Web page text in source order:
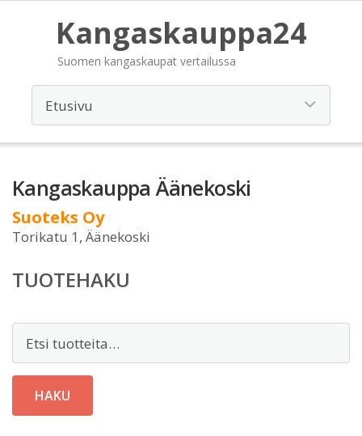
Kangaskauppa24
Suomen kangaskaupat vertailussa
Kangaskauppa Äänekoski
Suoteks Oy
Torikatu 1, Äänekoski
TUOTEHAKU
HAKU